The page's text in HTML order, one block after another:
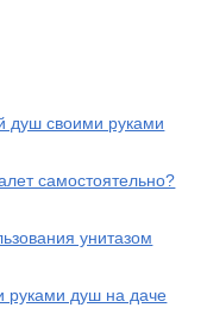
душ своими руками
самостоятельно?
унитазом
руками душ на даче